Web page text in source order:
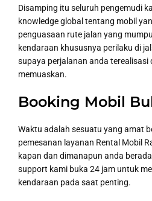
Disamping itu seluruh pengemudi
knowledge global tentang mobil
penguasaan rute jalan yang
kendaraan khususnya perilaku di
supaya perjalanan anda terealisasi
memuaskan.
Booking Mobil
Waktu adalah sesuatu yang amat
pemesanan layanan Rental Mobil
kapan dan dimanapun anda
support kami buka 24 jam untuk
kendaraan pada saat penting.